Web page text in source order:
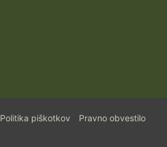
Politika piškotkov Pravno obvestilo